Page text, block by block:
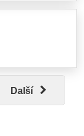
Další